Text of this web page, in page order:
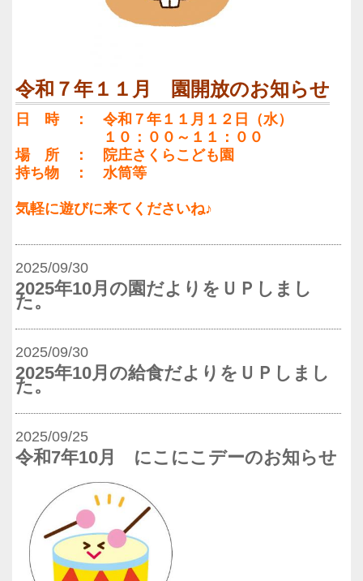
令和７年１１月 園開放のお知らせ
日 時 ： 令和７年１１月１２日（水）
１０：００～１１：００
場 所 ： 院庄さくらこども園
持ち物 ： 水筒等
気軽に遊びに来てくださいね♪
2025/09/30
2025年10月の園だよりをＵＰしまし
た。
2025/09/30
2025年10月の給食だよりをＵＰしまし
た。
2025/09/25
令和7年10月 にこにこデーのお知らせ